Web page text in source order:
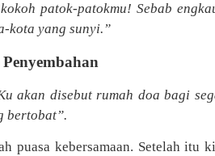
patok-patokmu! Sebab
kota yang sunyi.”
akan disebut rumah doa bagi
bertobat”.
puasa kebersamaan. Setelah itu